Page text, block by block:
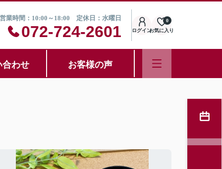
営業時間：10:00～18:00 定休日：水曜日
072-724-2601 ログインお気に入り
0
合わせ お客様の声